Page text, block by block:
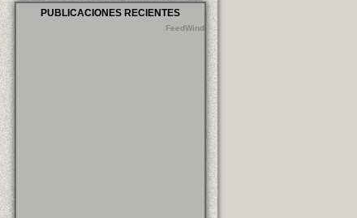
PUBLICACIONES RECIENTES
FeedWind